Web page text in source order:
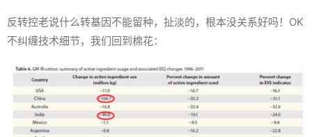
反转控老说什么转基因不能留种，扯淡的，根本没关系好吗！OK
不纠缠技术细节，我们回到棉花：